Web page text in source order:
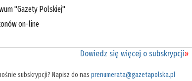
"Gazety Polskiej"
on-line
Dowiedz się więcej o subskrypcji»
subskrypcji? Napisz do nasprenumerata@gazetapolska.pl